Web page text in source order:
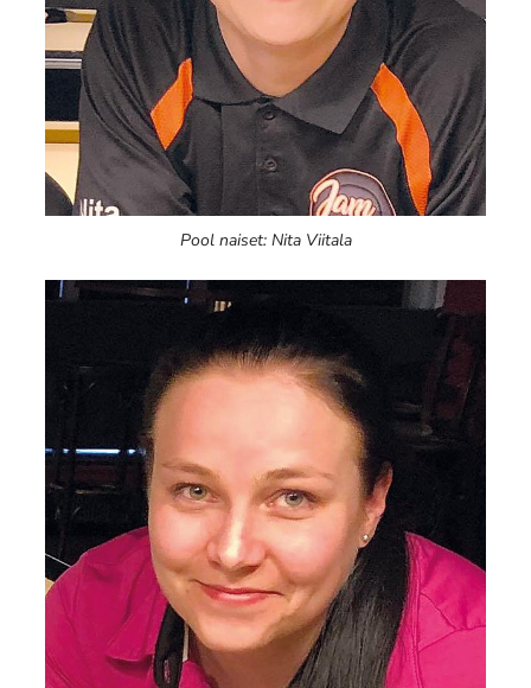
Pool naiset: Nita Viitala